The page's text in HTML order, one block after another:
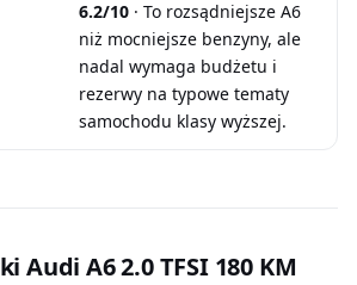
6.2/10 · To rozsądniejsze A6
niż mocniejsze benzyny, ale
nadal wymaga budżetu i
rezerwy na typowe tematy
samochodu klasy wyższej.
Audi A6 2.0 TFSI 180 KM